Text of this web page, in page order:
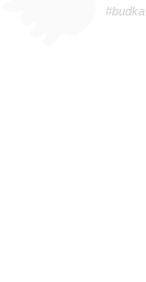
#budka